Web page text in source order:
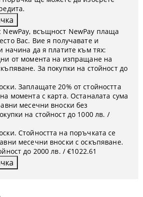
NewPay, всъщност NewPay плаща
Вас. Вие я получавате и
начина да я платите към тях:
от момента на изпращане на
За покупки на стойност до
Заплащате 20% от стойността
момента с карта. Останалата сума
месечни вноски без
на стойност до 1000 лв. /
Стойността на поръчката се
месечни вноски с оскъпяване.
до 2000 лв. / €1022.61